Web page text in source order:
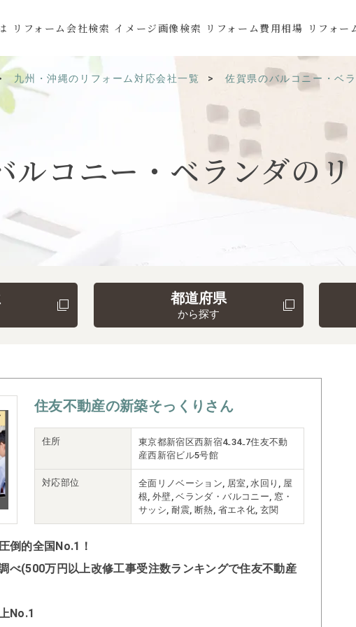
リフォーム会社検索 イメージ画像検索 リフォーム費用相場 リフォー
九州・沖縄のリフォーム対応会社一覧 佐賀県のバルコニー・ベ
ルコニー・ベランダの
都道府県
から探す
住友不動産の新築そっくりさん
住所
東京都新宿区西新宿4₋34₋7住友不動
産西新宿ビル5号館
対応部位
全面リノベーション, 居室, 水回り, 屋
根, 外壁, ベランダ・バルコニー, 窓・
サッシ, 耐震, 断熱, 省エネ化, 玄関
倒的全国No.1！
べ(500万円以上改修工事受注数ランキングで住友不動産
No.1